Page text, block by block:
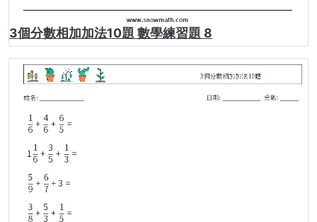
3個分數相加加法10題 數學練習題 8